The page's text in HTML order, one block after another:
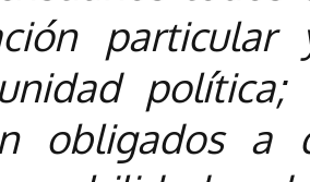
obligados a